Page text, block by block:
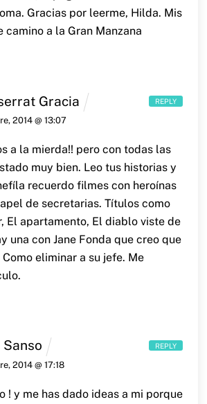
Gracias por leerme, Hilda. Mis
camino a la Gran Manzana
Gracia
2014 @ 13:07
a la mierda!! pero con todas las
muy bien. Leo tus historias y
recuerdo filmes con heroínas
de secretarias. Títulos como
El apartamento, El diablo viste de
una con Jane Fonda que creo que
eliminar a su jefe. Me
REPLY
Sanso
2014 @ 17:18
! y me has dado ideas a mi porque
REPLY